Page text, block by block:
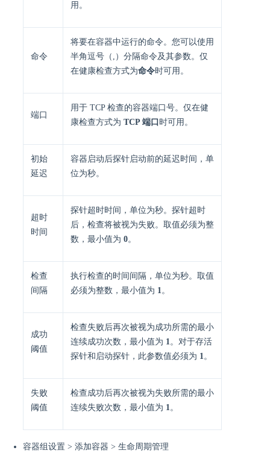
用。
命令
将要在容器中运行的命令。您可以使用
半角逗号（,）分隔命令及其参数。仅
在健康检查方式为命令时可用。
端口
用于 TCP 检查的容器端口号。仅在健
康检查方式为 TCP 端口 时可用。
初始
延迟
容器启动后探针启动前的延迟时间，单
位为秒。
超时
时间
探针超时时间，单位为秒。探针超时
后，检查将被视为失败。取值必须为整
数，最小值为 0。
检查
间隔
执行检查的时间间隔，单位为秒。取值
必须为整数，最小值为 1。
成功
阈值
检查失败后再次被视为成功所需的最小
连续成功次数，最小值为 1。对于存活
探针和启动探针，此参数值必须为 1。
失败
阈值
检查成功后再次被视为失败所需的最小
连续失败次数，最小值为 1。
容器组设置 > 添加容器 > 生命周期管理